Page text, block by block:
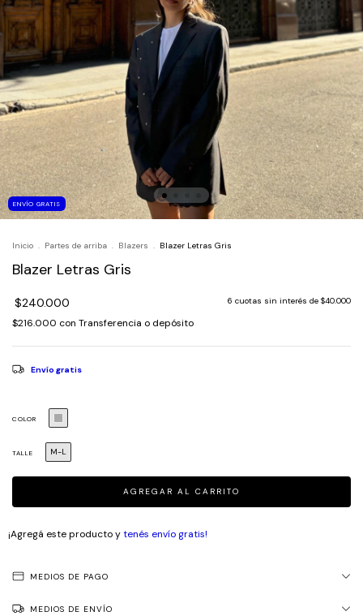
ENVÍO GRATIS
Inicio . Partes de arriba . Blazers . Blazer Letras Gris
Blazer Letras Gris
$240.000 6 cuotas sin interés de $40.000
$216.000 con Transferencia o depósito
Envío gratis
COLOR
TALLE M-L
¡Agregá este producto ytenés envío gratis!
MEDIOS DE PAGO
MEDIOS DE ENVÍO